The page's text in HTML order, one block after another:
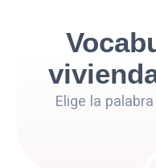
Elige la